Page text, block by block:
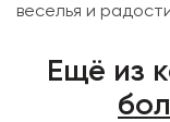
веселья и
Ещё из